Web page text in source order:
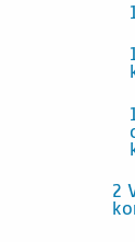
2